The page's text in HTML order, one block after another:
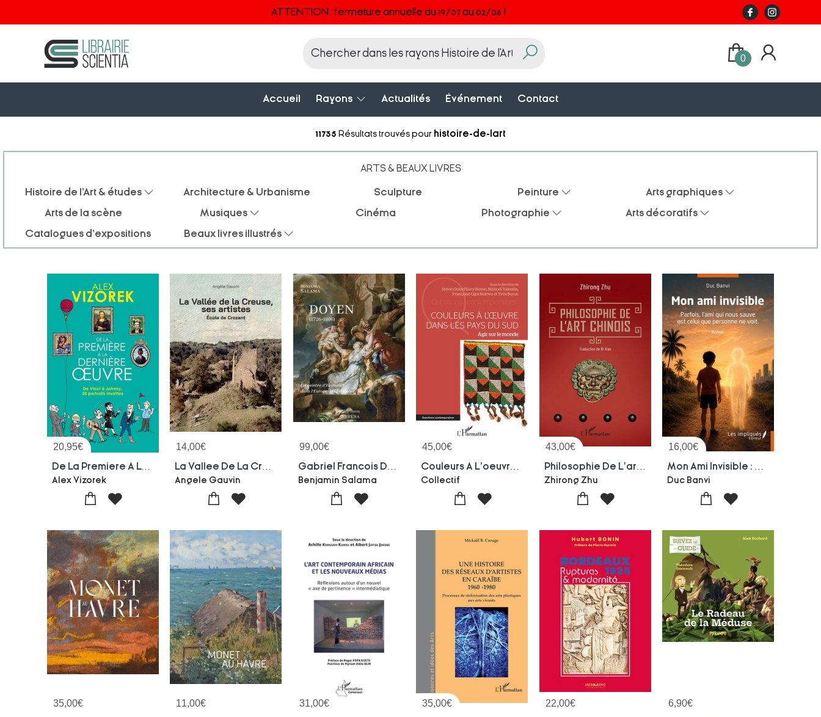
ATTENTION : fermeture annuelle du 19/07 au 02/08 !
0
Accueil Rayons Actualités Événement Contact
11735 Résultats trouvés pour histoire-de-lart
ARTS & BEAUX LIVRES
Histoire de l'Art & études Architecture & Urbanisme Sculpture Peinture
Arts graphiques
Arts de la scène
Musiques Cinéma Photographie
Arts décoratifs
Catalogues d'expositions
Beaux livres illustrés
20,95€
De La Premiere A La Derniere Oeuvre : De Vinci A Johnny, 30 Portraits Insolites
Alex Vizorek
14,00€
Angele Gauvin
99,00€
Benjamin Salama
45,00€
Collectif
43,00€
Zhirong Zhu
16,00€
Duc Banvi
35,00€ 11,00€ 31,00€ 35,00€ 22,00€ 6,90€